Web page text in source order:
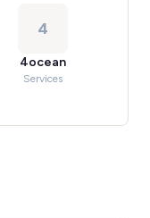
4
4ocean
Services